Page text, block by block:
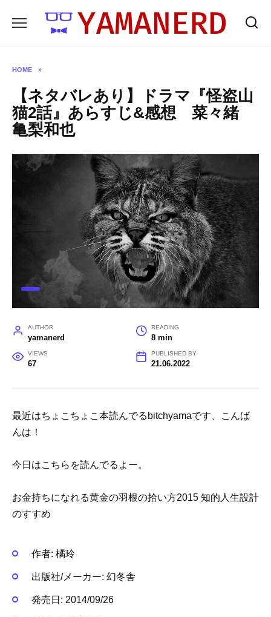
HOME »
【ネタバレあり】ドラマ『怪盗山
猫2話』あらすじ&感想 菜々緒
亀梨和也
AUTHOR
yamanerd
READING
8 min
VIEWS
67
PUBLISHED BY
21.06.2022
最近はちょこちょこ本読んでるbitchyamaです、こんば
んは！
今日はこちらを読んでるよー。
お金持ちになれる黄金の羽根の拾い方2015 知的人生設計
のすすめ
作者: 橘玲
出版社/メーカー: 幻冬舎
発売日: 2014/09/26